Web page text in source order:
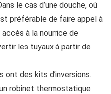
le cas d’une douche, où
préférable de faire appel à
à la nourrice de
les tuyaux à partir de
ont des kits d’inversions.
robinet thermostatique